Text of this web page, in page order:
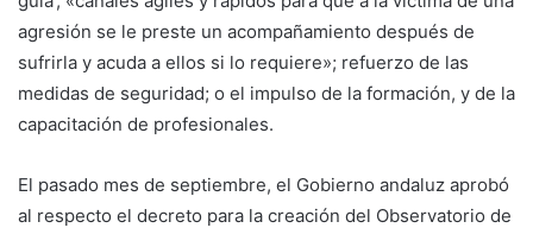
agresión se le preste un acompañamiento después de
sufrirla y acuda a ellos si lo requiere»; refuerzo de las
medidas de seguridad; o el impulso de la formación, y de la
capacitación de profesionales.
El pasado mes de septiembre, el Gobierno andaluz aprobó
al respecto el decreto para la creación del Observatorio de